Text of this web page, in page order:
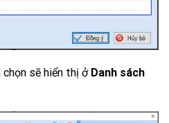
chọn sẽ hiển thị ở Danh sách